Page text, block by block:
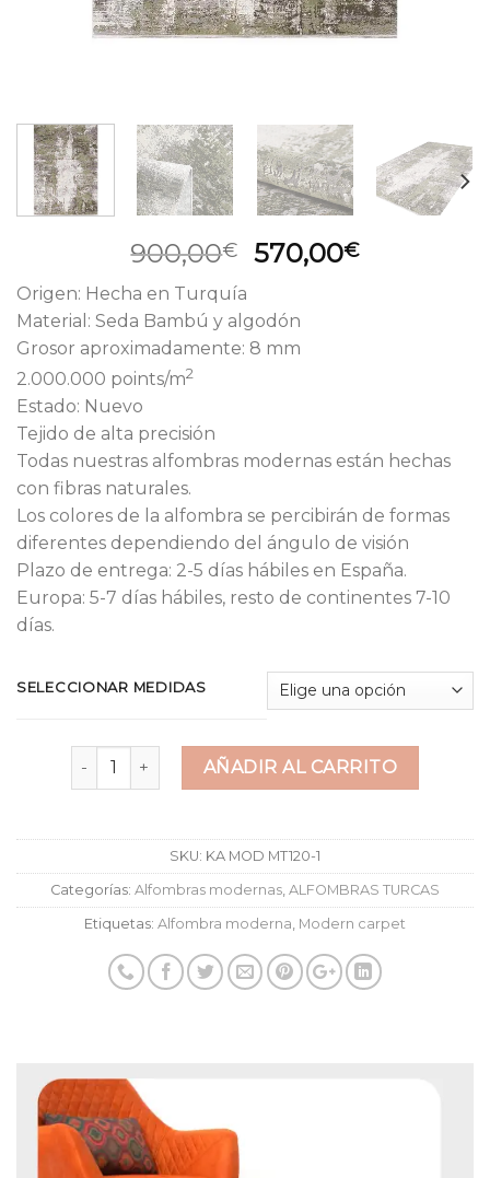
900,00€
El
precio
era:
900,00€.
570,00€El
Origen: Hecha en Turquía
Material: Seda Bambú y algodón
Grosor aproximadamente: 8 mm
2.000.000 points/m2
Estado: Nuevo
Tejido de alta precisión
Todas nuestras alfombras modernas están hechas
con fibras naturales.
Los colores de la alfombra se percibirán de formas
diferentes dependiendo del ángulo de visión
Plazo de entrega: 2-5 días hábiles en España.
Europa: 5-7 días hábiles, resto de continentes 7-10
días.
SELECCIONAR MEDIDAS
Alfombra contemporanea abstracta 160x230 cm
AÑADIR AL CARRITO
SKU: KA MOD MT120-1
Categorías: Alfombras modernas ALFOMBRAS TURCAS
Etiquetas: Alfombra moderna Modern carpet